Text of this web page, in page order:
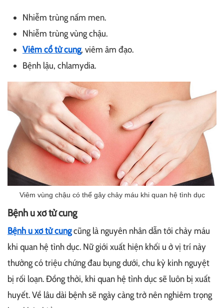
Nhiễm trùng nấm men.
Nhiễm trùng vùng chậu.
Viêm cổ tử cung, viêm âm đạo.
Bệnh lậu, chlamydia.
Viêm vùng chậu có thể gây chảy máu khi quan hệ tình dục
Bệnh u xơ tử cung
Bệnh u xơ tử cungcũng là nguyên nhân dẫn tới chảy máu
khi quan hệ tình dục. Nữ giới xuất hiện khối u ở vị trí này
thường có triệu chứng đau bụng dưới, chu kỳ kinh nguyệt
bị rối loạn. Đồng thời, khi quan hệ tình dục sẽ luôn bị xuất
huyết. Về lâu dài bệnh sẽ ngày càng trở nên nghiêm trọng